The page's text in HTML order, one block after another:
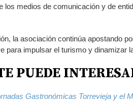
los medios de comunicación y de
la asociación continúa apostando
para impulsar el turismo y dinamizar
PUEDE
Gastronómicas Torrevieja y el